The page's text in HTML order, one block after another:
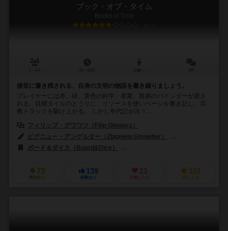
ブック・オブ・タイム
Books of Time
6.1
後世に書き残される、自身の文明の物語を書き綴りましょう。
プレイヤーには赤、緑、黄色の科学、産業、貿易のバインダーが渡さ
れる。目標タイルのとうりに、リソースを使いページを書き記し、宗
教トラックを駆け上がる。 しかし年代記が次々...
フィリップ・グワワツ（Filip Głowacz）
ビグニュー・アンゲルター（Zbigniew Umgelter）
ボード＆ダイス（Board&Dice）
73
興味あり
139
経験あり
13
お気に入り
151
持ってる